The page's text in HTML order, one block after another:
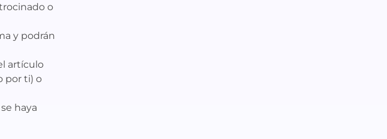
o
y podrán
artículo
por ti) o
haya